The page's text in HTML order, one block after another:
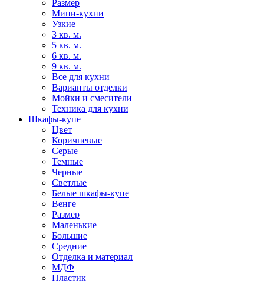
Размер
Мини-кухни
Узкие
3 кв. м.
5 кв. м.
6 кв. м.
9 кв. м.
Все для кухни
Варианты отделки
Мойки и смесители
Техника для кухни
Шкафы-купе
Цвет
Коричневые
Серые
Темные
Черные
Светлые
Белые шкафы-купе
Венге
Размер
Маленькие
Большие
Средние
Отделка и материал
МДФ
Пластик